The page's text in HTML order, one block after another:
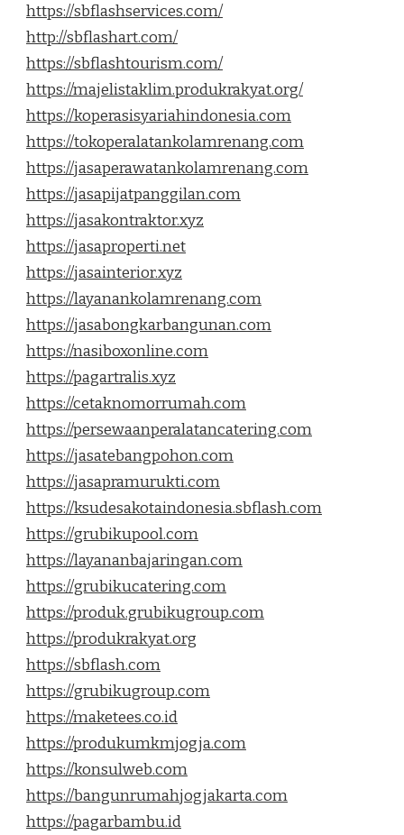
https://sbflashservices.com/
http://sbflashart.com/
https://sbflashtourism.com/
https://majelistaklim.produkrakyat.org/
https://koperasisyariahindonesia.com
https://tokoperalatankolamrenang.com
https://jasaperawatankolamrenang.com
https://jasapijatpanggilan.com
https://jasakontraktor.xyz
https://jasaproperti.net
https://jasainterior.xyz
https://layanankolamrenang.com
https://jasabongkarbangunan.com
https://nasiboxonline.com
https://pagartralis.xyz
https://cetaknomorrumah.com
https://persewaanperalatancatering.com
https://jasatebangpohon.com
https://jasapramurukti.com
https://ksudesakotaindonesia.sbflash.com
https://grubikupool.com
https://layananbajaringan.com
https://grubikucatering.com
https://produk.grubikugroup.com
https://produkrakyat.org
https://sbflash.com
https://grubikugroup.com
https://maketees.co.id
https://produkumkmjogja.com
https://konsulweb.com
https://bangunrumahjogjakarta.com
https://pagarbambu.id